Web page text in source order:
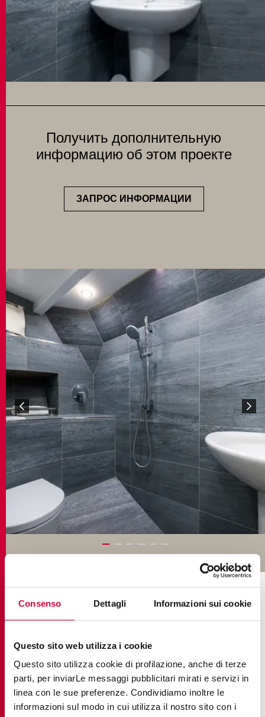
Consenso Dettagli Informazioni sui cookie
Questo sito web utilizza i cookie
Questo sito utilizza cookie di profilazione, anche di terze
parti, per inviarLe messaggi pubblicitari mirati e servizi in
linea con le sue preferenze. Condividiamo inoltre le
informazioni sul modo in cui utilizza il nostro sito con i
Получить дополнительную
информацию об этом проекте
ЗАПРОС ИНФОРМАЦИИ
КОЛЛЕКЦИИ В ПРОЕКТЕ